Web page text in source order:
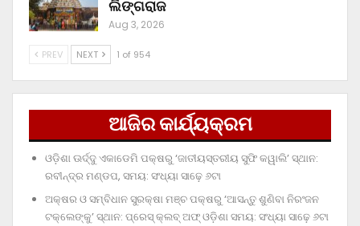
ଲିଙ୍ଗରାଜ
Aug 3, 2026
PREV NEXT 1 of 954
ଆଜିର କାର୍ଯ୍ୟକ୍ରମ
ଓଡ଼ିଶା ଊର୍ଦ୍ଦୁ ଏକାଡେମି ପକ୍ଷରୁ ‘ଜାତୀୟସ୍ତରୀୟ ସୁଫି କୱାଲି’ ସ୍ଥାନ:
ରବୀନ୍ଦ୍ର ମଣ୍ଡପ, ସମୟ: ସଂଧ୍ୟା ସାଢ଼େ ୬ଟା
ଅକ୍ଷର ଓ ସମ୍ବିଧାନ ସୁରକ୍ଷା ମଞ୍ଚ ପକ୍ଷରୁ ‘ଆସନ୍ତୁ ଶୁଣିବା ନିରଂଜନ
ଟକ୍‌ଲେଙ୍କୁ’ ସ୍ଥାନ: ପ୍ରେସ୍‌ କ୍ଲବ୍‌ ଅଫ୍‌ ଓଡ଼ିଶା ସମୟ: ସଂଧ୍ୟା ସାଢ଼େ ୬ଟା